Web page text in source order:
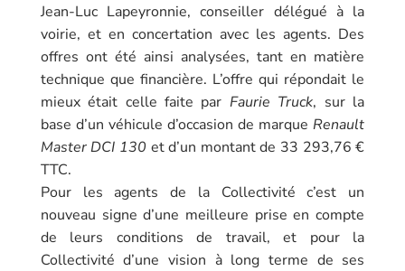
Jean-Luc Lapeyronnie, conseiller délégué à la
voirie, et en concertation avec les agents. Des
offres ont été ainsi analysées, tant en matière
technique que financière. L’offre qui répondait le
mieux était celle faite par Faurie Truck, sur la
base d’un véhicule d’occasion de marqueRenault
Master DCI 130 et d’un montant de 33 293,76 €
TTC.
Pour les agents de la Collectivité c’est un
nouveau signe d’une meilleure prise en compte
de leurs conditions de travail, et pour la
Collectivité d’une vision à long terme de ses